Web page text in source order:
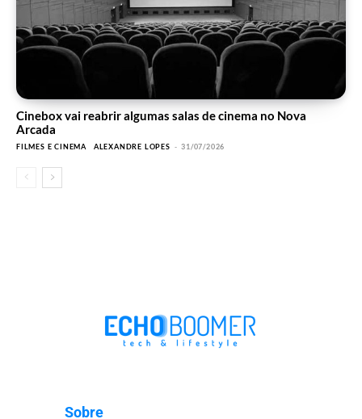
Cinebox vai reabrir algumas salas de cinema no Nova
Arcada
FILMES E CINEMA ALEXANDRE LOPES - 31/07/2026
Sobre